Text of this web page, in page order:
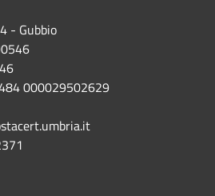
- Gubbio
000029502629